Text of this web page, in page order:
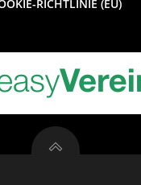
RICHTLINIE (EU)